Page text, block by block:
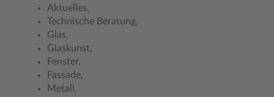
Aktuelles,
Technische Beratung,
Glas,
Glaskunst,
Fenster,
Fassade,
Metall,